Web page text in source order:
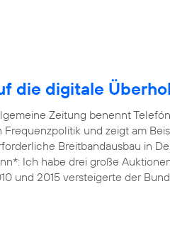
die digitale
Zeitung benennt
und zeigt am
Breitbandausbau in
Ich habe drei große
und 2015 versteigerte der